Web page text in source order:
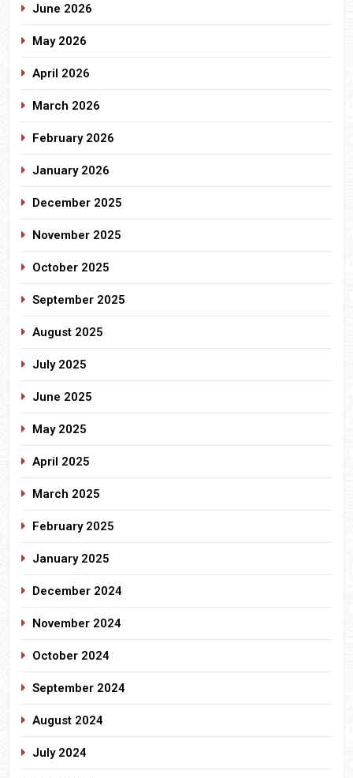
June 2026
May 2026
April 2026
March 2026
February 2026
January 2026
December 2025
November 2025
October 2025
September 2025
August 2025
July 2025
June 2025
May 2025
April 2025
March 2025
February 2025
January 2025
December 2024
November 2024
October 2024
September 2024
August 2024
July 2024